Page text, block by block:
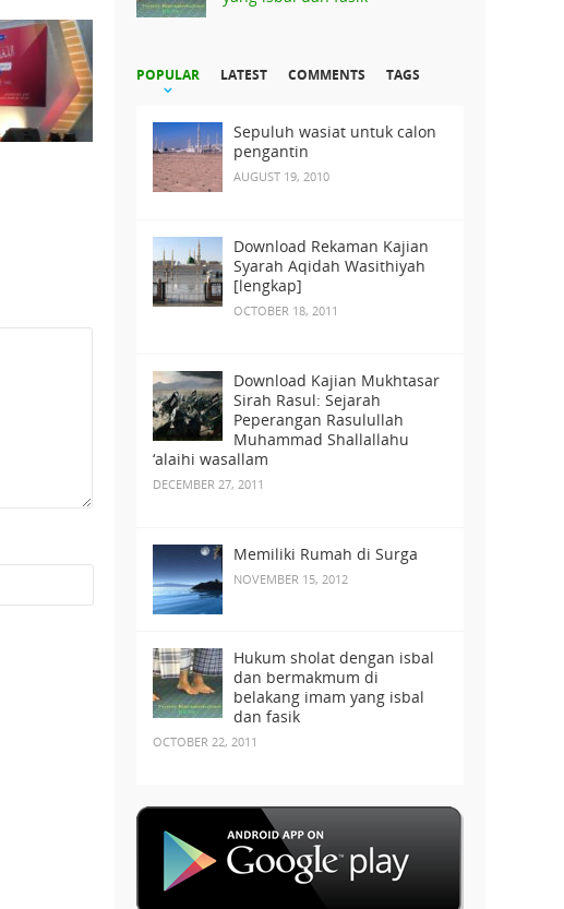
POPULAR LATEST COMMENTS TAGS
Sepuluh wasiat untuk calon
pengantin
AUGUST 19, 2010
Download Rekaman Kajian
Syarah Aqidah Wasithiyah
[lengkap]
OCTOBER 18, 2011
Download Kajian Mukhtasar
Sirah Rasul: Sejarah
Peperangan Rasulullah
Muhammad Shallallahu
‘alaihi wasallam
DECEMBER 27, 2011
Memiliki Rumah di Surga
NOVEMBER 15, 2012
Hukum sholat dengan isbal
dan bermakmum di
belakang imam yang isbal
dan fasik
OCTOBER 22, 2011